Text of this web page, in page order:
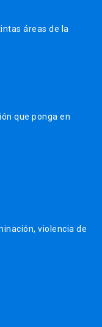
áreas de la
que ponga en
violencia de